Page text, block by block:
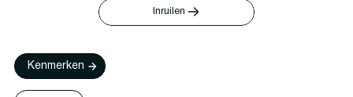
Inruilen
Kenmerken